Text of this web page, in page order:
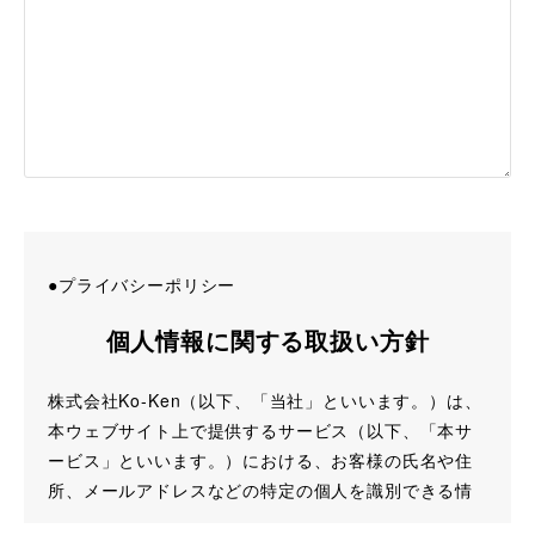
●プライバシーポリシー
個人情報に関する取扱い方針
株式会社Ko-Ken（以下、「当社」といいます。）は、
本ウェブサイト上で提供するサービス（以下、「本サ
ービス」といいます。）における、お客様の氏名や住
所、メールアドレスなどの特定の個人を識別できる情